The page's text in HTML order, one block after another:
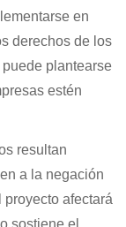
en
derechos de los
plantearse
estén
resultan
a la negación
afectará